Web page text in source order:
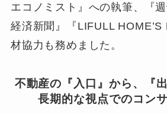
エコノミスト』への執筆、『
経済新聞』『LIFULL HOME’S
材協力も務めました。
不動産の『入口』から、『
長期的な視点でのコン